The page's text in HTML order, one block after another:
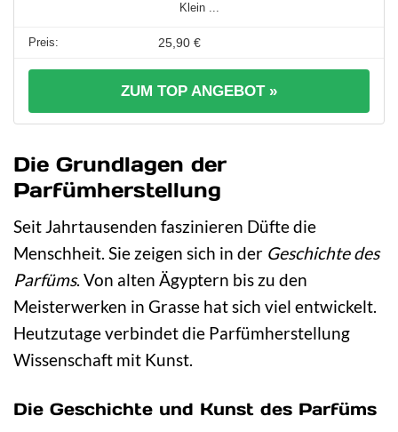
Klein ...
25,90 €
ZUM TOP ANGEBOT »
Die Grundlagen der
Parfümherstellung
Seit Jahrtausenden faszinieren Düfte die
Menschheit. Sie zeigen sich in der Geschichte des
Parfüms. Von alten Ägyptern bis zu den
Meisterwerken in Grasse hat sich viel entwickelt.
Heutzutage verbindet die Parfümherstellung
Wissenschaft mit Kunst.
Die Geschichte und Kunst des Parfüms